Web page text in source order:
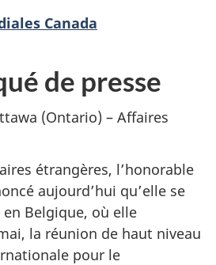
Canada
de presse
(Ontario) – Affaires
étrangères, l’honorable
aujourd’hui qu’elle se
Belgique, où elle
la réunion de haut niveau
pour le